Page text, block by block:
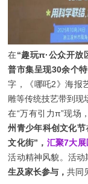
在“趣玩π·公众开放
普市集呈现30余个特
字，《哪吒2》海报
雕等传统技艺带到现
在“万有引力π”现场
州青少年科创文化节
文化街”， 汇聚7大
活动精神风貌。活动
生及家长参与，共同